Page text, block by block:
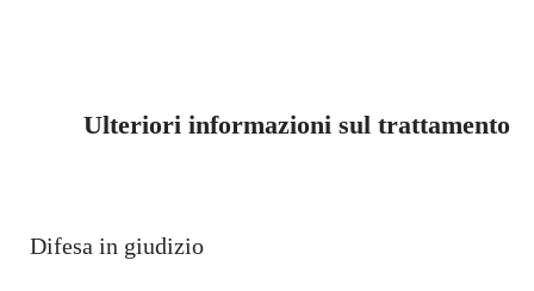
Ulteriori informazioni sul trattamento
Difesa in giudizio